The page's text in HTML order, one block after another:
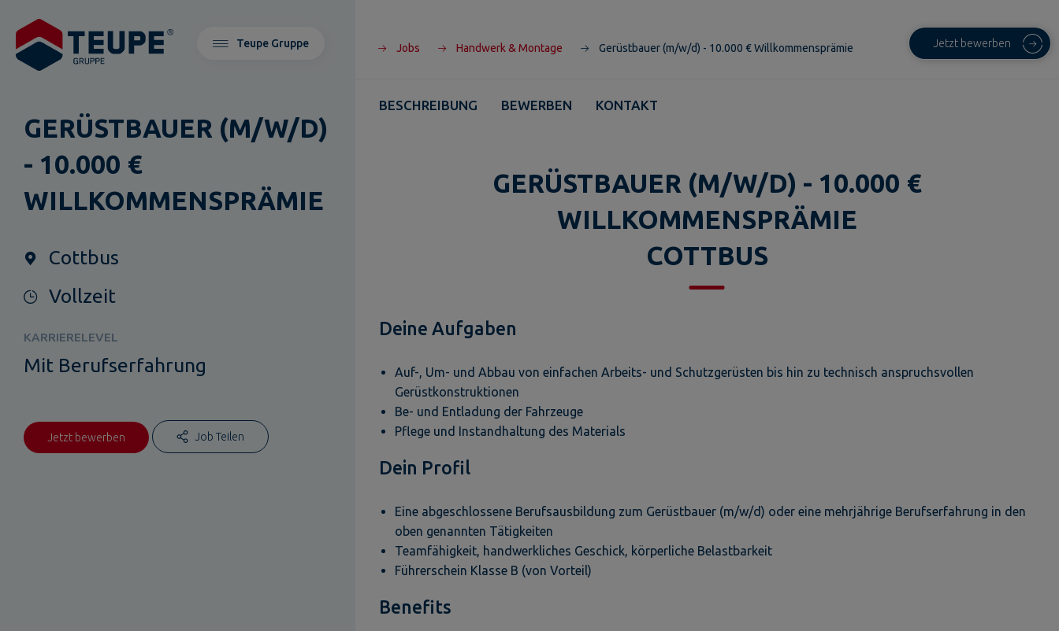
Teupe Gruppe Jetzt bewerben
GERÜSTBAUER (M/W/D)
- 10.000 €
WILLKOMMENSPRÄMIE
Cottbus
Vollzeit
KARRIERELEVEL
Mit Berufserfahrung
Jetzt bewerben Job Teilen
Jobs Handwerk & Montage Gerüstbauer (m/w/d) - 10.000 € Willkommensprämie
BESCHREIBUNG BEWERBEN KONTAKT
GERÜSTBAUER (M/W/D) - 10.000 €
WILLKOMMENSPRÄMIE
COTTBUS
Deine Aufgaben
Auf-, Um- und Abbau von einfachen Arbeits- und Schutzgerüsten bis hin zu technisch anspruchsvollen
Gerüstkonstruktionen
Be- und Entladung der Fahrzeuge
Pflege und Instandhaltung des Materials
Dein Profil
Eine abgeschlossene Berufsausbildung zum Gerüstbauer (m/w/d) oder eine mehrjährige Berufserfahrung in den
oben genannten Tätigkeiten
Teamfähigkeit, handwerkliches Geschick, körperliche Belastbarkeit
Führerschein Klasse B (von Vorteil)
Benefits